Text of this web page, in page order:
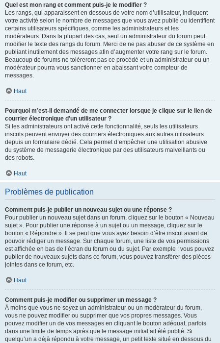
Quel est mon rang et comment puis-je le modifier ?
Les rangs, qui apparaissent en dessous de votre nom d’utilisateur, indiquent
votre activité selon le nombre de messages que vous avez publié ou identifient
certains utilisateurs spécifiques, comme les administrateurs et les
modérateurs. Dans la plupart des cas, seul un administrateur du forum peut
modifier le texte des rangs du forum. Merci de ne pas abuser de ce système en
publiant inutilement des messages afin d’augmenter votre rang sur le forum.
Beaucoup de forums ne toléreront pas ce procédé et un administrateur ou un
modérateur pourra vous sanctionner en abaissant votre compteur de
messages.
Haut
Pourquoi m’est-il demandé de me connecter lorsque je clique sur le lien de
courrier électronique d’un utilisateur ?
Si les administrateurs ont activé cette fonctionnalité, seuls les utilisateurs
inscrits peuvent envoyer des courriers électroniques aux autres utilisateurs
depuis un formulaire dédié. Cela permet d’empêcher une utilisation abusive
du système de messagerie électronique par des utilisateurs malveillants ou
des robots.
Haut
Problèmes de publication
Comment puis-je publier un nouveau sujet ou une réponse ?
Pour publier un nouveau sujet dans un forum, cliquez sur le bouton « Nouveau
sujet ». Pour publier une réponse à un sujet ou un message, cliquez sur le
bouton « Répondre ». Il se peut que vous ayez besoin d’être inscrit avant de
pouvoir rédiger un message. Sur chaque forum, une liste de vos permissions
est affichée en bas de l’écran du forum ou du sujet. Par exemple : vous pouvez
publier de nouveaux sujets dans ce forum, vous pouvez transférer des pièces
jointes dans ce forum, etc.
Haut
Comment puis-je modifier ou supprimer un message ?
À moins que vous ne soyez un administrateur ou un modérateur du forum,
vous ne pouvez modifier ou supprimer que vos propres messages. Vous
pouvez modifier un de vos messages en cliquant le bouton adéquat, parfois
dans une limite de temps après que le message initial ait été publié. Si
quelqu’un a déjà répondu à votre message, un petit texte situé en dessous du